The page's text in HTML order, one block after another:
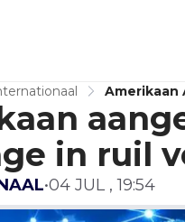
Amerikaan
in ruil
•04 JUL , 19:54